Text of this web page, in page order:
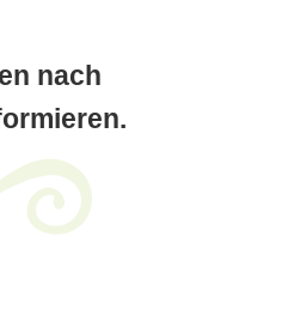
nach